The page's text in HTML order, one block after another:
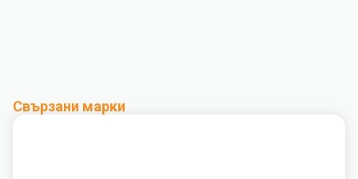
Свързани марки